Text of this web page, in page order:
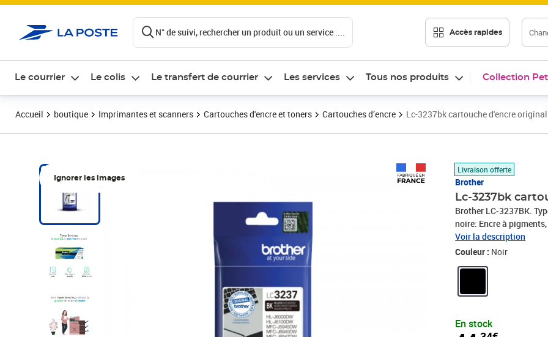
N° de suivi, rechercher un produit ou un service .... Accès rapides
Le courrier Le colis Le transfert de courrier Les services Tous nos produits Collection
Accueil boutique Imprimantes et scanners Cartouches d'encre et toners Cartouches d’encre Lc-3237bk cartouche d'encre
Ignorer les images
Livraison offerte
Brother
Lc-3237bk
Brother LC-3237BK.
noire: Encre à
1500 pages
Voir la description
Couleur : Noir
En stock
Prix 44,34€